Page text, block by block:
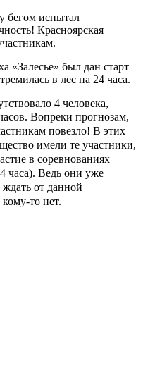
бегом испытал
Красноярская
«Залесье» был дан старт
в лес на 24 часа.
4 человека,
Вопреки прогнозам,
повезло! В этих
имели те участники,
в соревнованиях
часа). Ведь они уже
ждать от данной
то нет.